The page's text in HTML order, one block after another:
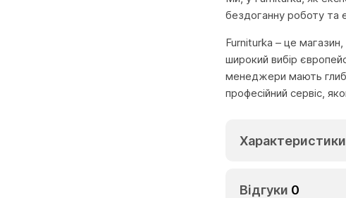
бездоганну роботу та
Furniturka – це
широкий вибір
менеджери мають
професійний сервіс,
Характеристики
Відгуки 0